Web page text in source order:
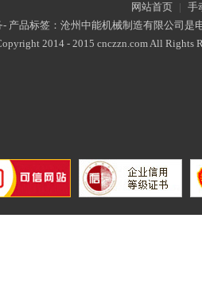
网站首页 | 手
产品标签：沧州中能机械制造有限公司是
2014 - 2015 cnczzn.com All Rights